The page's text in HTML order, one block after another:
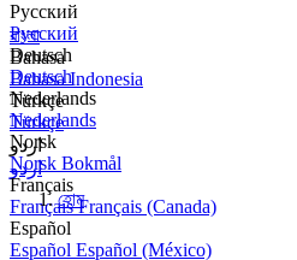
বাংলা
Bahasa
Bahasa Indonesia
Türkçe
Türkçe
اردو
اردو
Русский
Русский
Deutsch
Deutsch
Nederlands
Nederlands
Norsk
Norsk Bokmål
Français
FrançaisFrançais (Canada)
Español
Español Español (México)
হোম